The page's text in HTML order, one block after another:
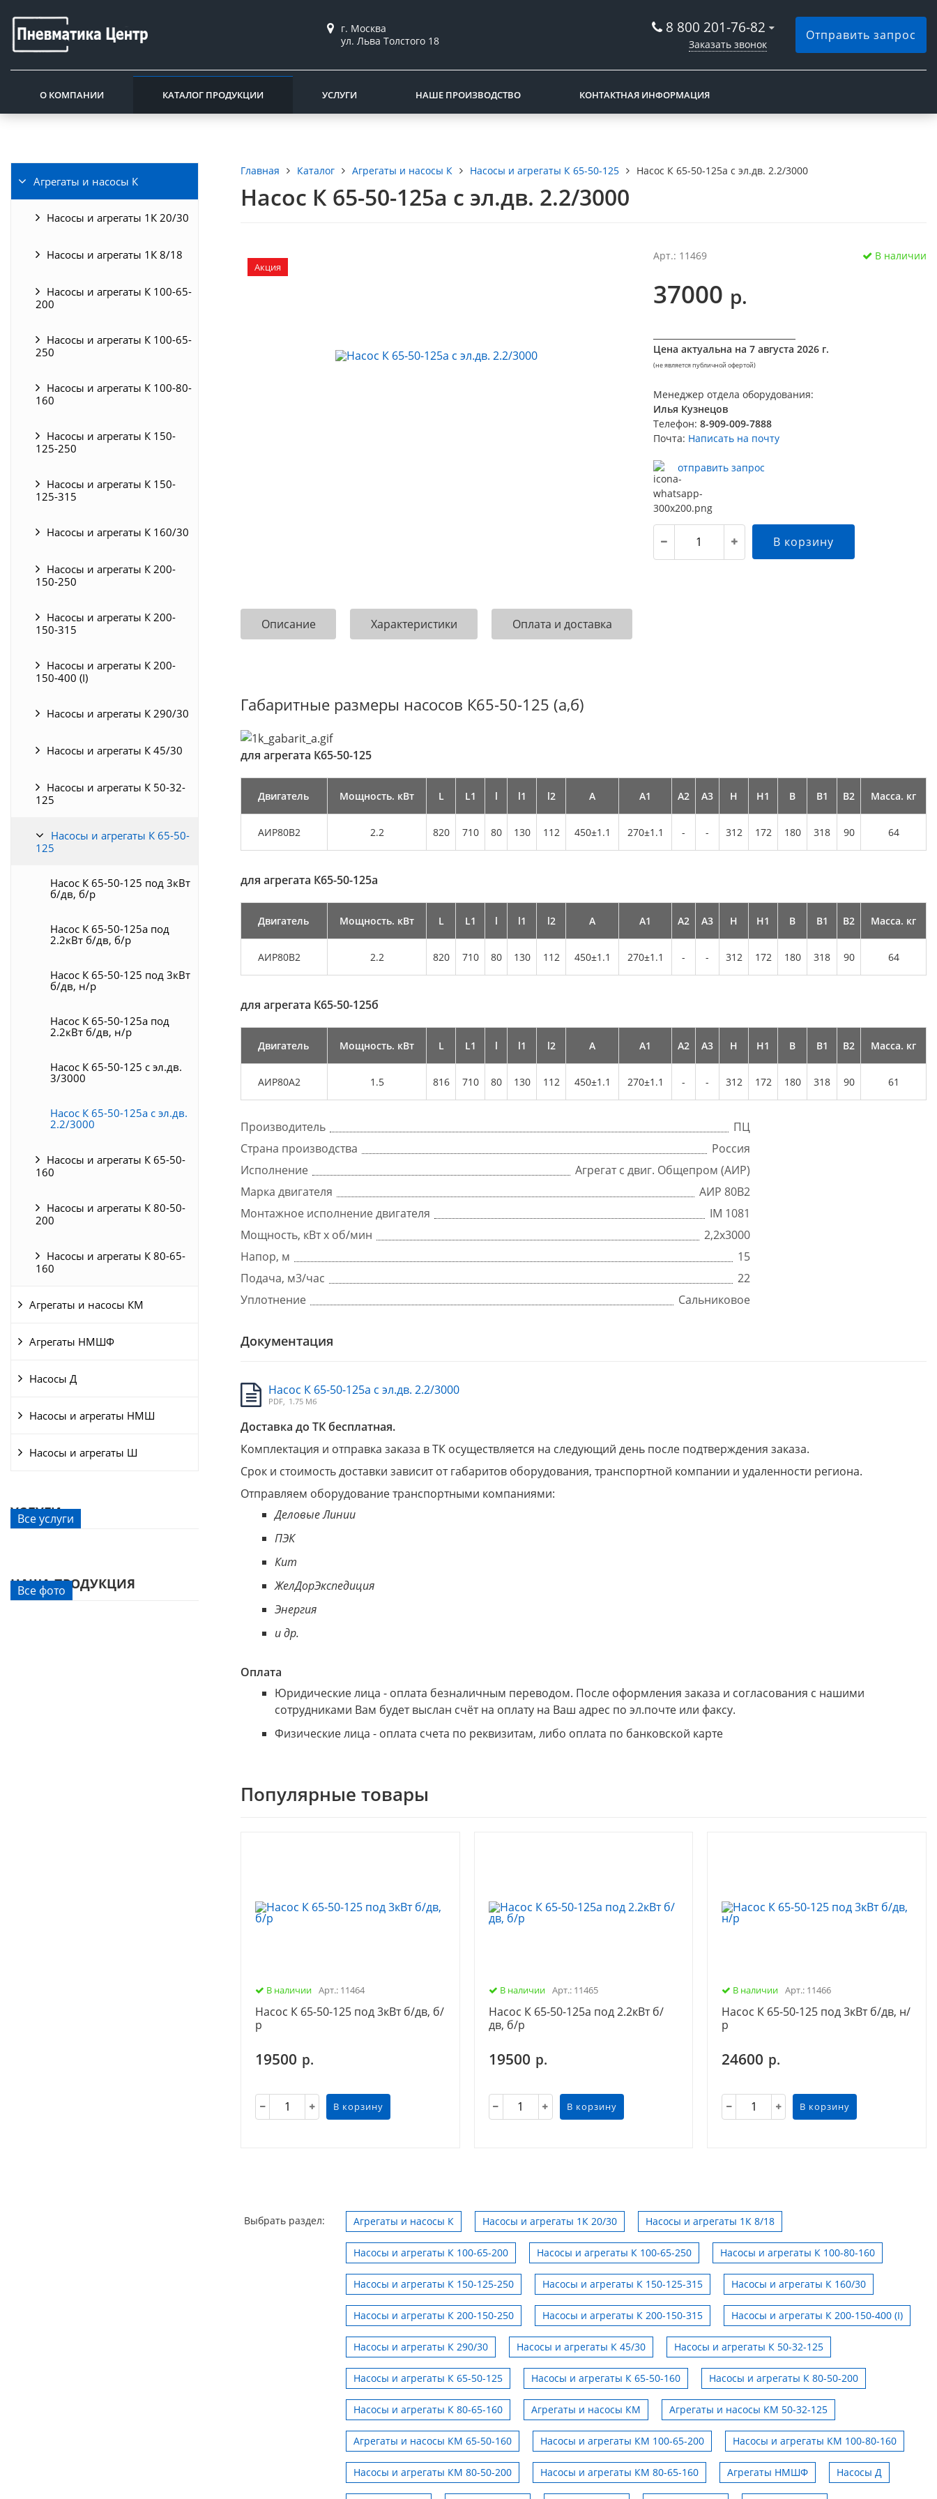
г. Москва
ул. Льва Толстого 18
8 800 201-76-82
Заказать звонок
Отправить запрос
О КОМПАНИИ КАТАЛОГ ПРОДУКЦИИ УСЛУГИ НАШЕ ПРОИЗВОДСТВО КОНТАКТНАЯ ИНФОРМАЦИЯ
Агрегаты и насосы К
Насосы и агрегаты 1К 20/30
Насосы и агрегаты 1К 8/18
Насосы и агрегаты К 100-65-
200
Насосы и агрегаты К 100-65-
250
Насосы и агрегаты К 100-80-
160
Насосы и агрегаты К 150-
125-250
Насосы и агрегаты К 150-
125-315
Насосы и агрегаты К 160/30
Насосы и агрегаты К 200-
150-250
Насосы и агрегаты К 200-
150-315
Насосы и агрегаты К 200-
150-400 (I)
Насосы и агрегаты К 290/30
Насосы и агрегаты К 45/30
Насосы и агрегаты К 50-32-
125
Насосы и агрегаты К 65-50-
125
Насос К 65-50-125 под 3кВт
б/дв, б/р
Насос К 65-50-125а под
2.2кВт б/дв, б/р
Насос К 65-50-125 под 3кВт
б/дв, н/р
Насос К 65-50-125а под
2.2кВт б/дв, н/р
Насос К 65-50-125 с эл.дв.
3/3000
Насос К 65-50-125а с эл.дв.
2.2/3000
Насосы и агрегаты К 65-50-
160
Насосы и агрегаты К 80-50-
200
Насосы и агрегаты К 80-65-
160
Агрегаты и насосы КМ
Агрегаты НМШФ
Насосы Д
Насосы и агрегаты НМШ
Насосы и агрегаты Ш
УСЛУГИ
Все услуги
НАША ПРОДУКЦИЯ
Все фото
Главная Каталог Агрегаты и насосы К Насосы и агрегаты К 65-50-125 Насос К 65-50-125а с эл.дв. 2.2/3000
Насос К 65-50-125а с эл.дв. 2.2/3000
Акция
Арт.: 11469 В наличии
37000 р.
Цена актуальна на 7 августа 2026 г.
(не является публичной офертой)
Менеджер отдела оборудования:
Илья Кузнецов
Телефон: 8-909-009-7888
Почта: Написать на почту
отправить запрос
В корзину
Описание Характеристики Оплата и доставка
Габаритные размеры насосов К65-50-125 (а,б)
для агрегата К65-50-125
Двигатель Мощность. кВт L L1 l l1 l2 А А1 А2 А3 Н Н1 В В1 В2 Масса. кг
АИР80В2 2.2 820 710 80 130 112 450±1.1 270±1.1 - - 312 172 180 318 90 64
для агрегата К65-50-125а
Двигатель Мощность. кВт L L1 l l1 l2 А А1 А2 А3 Н Н1 В В1 В2 Масса. кг
АИР80В2 2.2 820 710 80 130 112 450±1.1 270±1.1 - - 312 172 180 318 90 64
для агрегата К65-50-125б
Двигатель Мощность. кВт L L1 l l1 l2 А А1 А2 А3 Н Н1 В В1 В2 Масса. кг
АИР80А2 1.5 816 710 80 130 112 450±1.1 270±1.1 - - 312 172 180 318 90 61
Производитель
ПЦ
Страна производства
Россия
Исполнение
Агрегат с двиг. Общепром (АИР)
Марка двигателя
АИР 80В2
Монтажное исполнение двигателя
IM 1081
Мощность, кВт x об/мин
2,2х3000
Напор, м
15
Подача, м3/час
22
Уплотнение
Сальниковое
Документация
Насос К 65-50-125а с эл.дв. 2.2/3000
PDF, 1.75 Мб
Доставка до ТК бесплатная.
Комплектация и отправка заказа в ТК осуществляется на следующий день после подтверждения заказа.
Срок и стоимость доставки зависит от габаритов оборудования, транспортной компании и удаленности региона.
Отправляем оборудование транспортными компаниями:
Деловые Линии
ПЭК
Кит
ЖелДорЭкспедиция
Энергия
и др.
Оплата
Юридические лица - оплата безналичным переводом. После оформления заказа и согласования с нашими
сотрудниками Вам будет выслан счёт на оплату на Ваш адрес по эл.почте или факсу.
Физические лица - оплата счета по реквизитам, либо оплата по банковской карте
Популярные товары
В наличии Арт.: 11464
Насос К 65-50-125 под 3кВт б/дв, б/
р
19500 р.
В корзину
В наличии Арт.: 11465
Насос К 65-50-125а под 2.2кВт б/
дв, б/р
19500 р.
В корзину
В наличии Арт.: 11466
Насос К 65-50-125 под 3кВт б/дв, н/
р
24600 р.
В корзину
Выбрать раздел: Агрегаты и насосы К Насосы и агрегаты 1К 20/30 Насосы и агрегаты 1К 8/18
Насосы и агрегаты К 100-65-200 Насосы и агрегаты К 100-65-250 Насосы и агрегаты К 100-80-160
Насосы и агрегаты К 150-125-250 Насосы и агрегаты К 150-125-315 Насосы и агрегаты К 160/30
Насосы и агрегаты К 200-150-250 Насосы и агрегаты К 200-150-315 Насосы и агрегаты К 200-150-400 (I)
Насосы и агрегаты К 290/30 Насосы и агрегаты К 45/30 Насосы и агрегаты К 50-32-125
Насосы и агрегаты К 65-50-125 Насосы и агрегаты К 65-50-160 Насосы и агрегаты К 80-50-200
Насосы и агрегаты К 80-65-160 Агрегаты и насосы КМ Агрегаты и насосы КМ 50-32-125
Агрегаты и насосы КМ 65-50-160 Насосы и агрегаты КМ 100-65-200 Насосы и агрегаты КМ 100-80-160
Насосы и агрегаты КМ 80-50-200 Насосы и агрегаты КМ 80-65-160 Агрегаты НМШФ Насосы Д